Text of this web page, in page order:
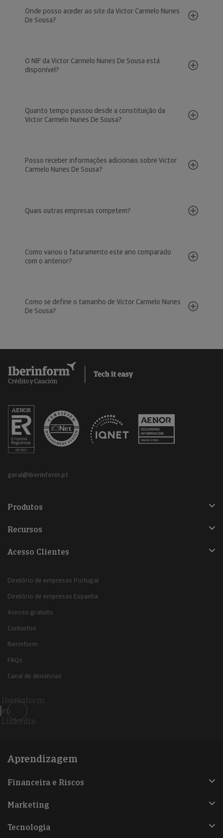
Onde posso aceder ao site da Victor Carmelo Nunes
De Sousa?
O NIF da Victor Carmelo Nunes De Sousa está
disponível?
Quanto tempo passou desde a constituição da
Victor Carmelo Nunes De Sousa?
Posso receber informações adicionais sobre Victor
Carmelo Nunes De Sousa?
Quais outras empresas competem?
Como variou o faturamento este ano comparado
com o anterior?
Como se define o tamanho de Victor Carmelo Nunes
De Sousa?
geral@iberinform.pt
Produtos
Recursos
Acesso Clientes
Diretório de empresas Portugal
Diretório de empresas Espanha
Acesso gratuito
Contactos
Iberinform
FAQs
Canal de denúncias
Iberinform
en
Linkedin
Aprendizagem
Financeira e Riscos
Marketing
Tecnologia